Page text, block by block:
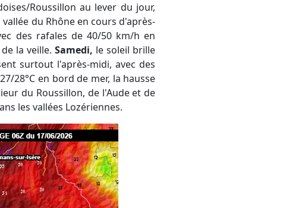
Roussillon au lever du jour,
du Rhône en cours d'après-
des rafales de 40/50 km/h en
la veille.Samedi, le soleil brille
surtout l'après-midi, avec des
28°C en bord de mer, la hausse
du Roussillon, de l'Aude et de
les vallées Lozériennes.